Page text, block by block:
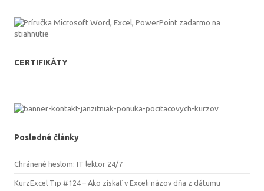
CERTIFIKÁTY
Posledné články
Chránené heslom: IT lektor 24/7
KurzExcel Tip #124 – Ako získať v Exceli názov dňa z dátumu